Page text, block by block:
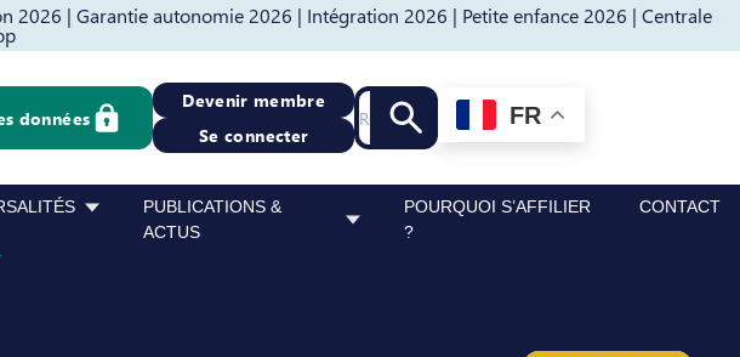
2026 | Garantie autonomie 2026 | Intégration 2026 | Petite enfance 2026 | Centrale
données
Devenir membre
Se connecter
Recherche
Lancer la recherche
FR
PUBLICATIONS &
ACTUS
POURQUOI S’AFFILIER
?
CONTACT